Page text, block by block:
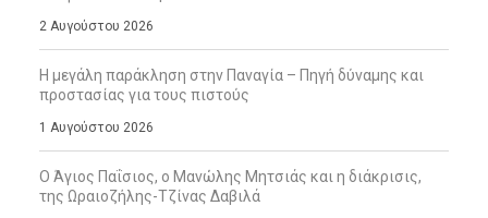
2 Αυγούστου 2026
Η μεγάλη παράκληση στην Παναγία – Πηγή δύναμης και
προστασίας για τους πιστούς
1 Αυγούστου 2026
Ο Άγιος Παΐσιος, ο Μανώλης Μητσιάς και η διάκρισις,
της Ωραιοζήλης-Τζίνας Δαβιλά